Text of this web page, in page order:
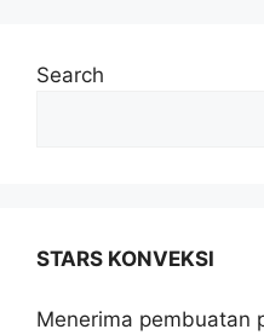
Search
STARS KONVEKSI
Menerima pembuatan